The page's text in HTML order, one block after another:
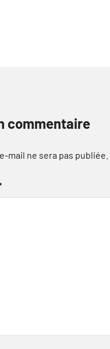
commentaire
mail ne sera pas publiée.